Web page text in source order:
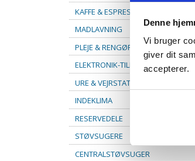
Denne
Vi bruger
giver dit
accepterer.
KAFFE & ESPRESSO
MADLAVNING
PLEJE & RENGØRING
ELEKTRONIK-TILBEHØR
URE & VEJRSTATIONER
INDEKLIMA
RESERVEDELE
STØVSUGERE
CENTRALSTØVSUGER